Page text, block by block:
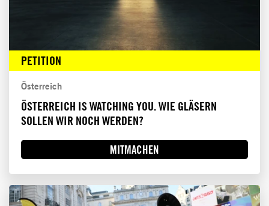
PETITION
Österreich
ÖSTERREICH IS WATCHING YOU. WIE GLÄSERN
SOLLEN WIR NOCH WERDEN?
MITMACHEN